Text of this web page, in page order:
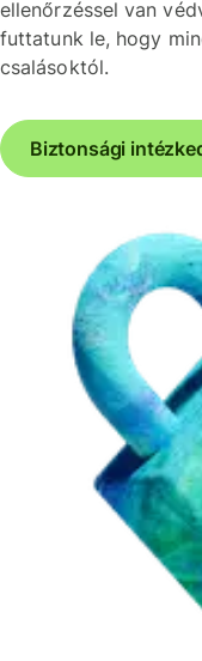
ellenőrzéssel van
futtatunk le, hogy
csalásoktól.
Biztonsági